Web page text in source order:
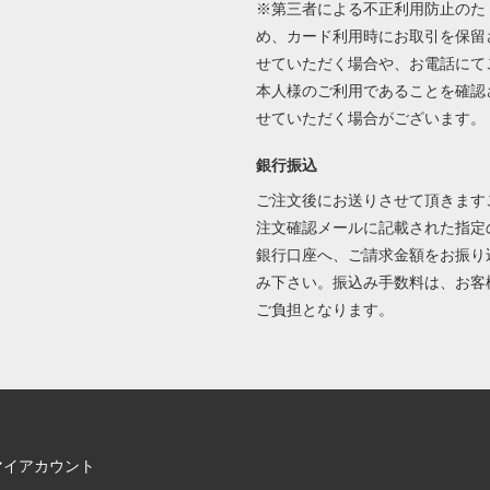
※第三者による不正利用防止のた
め、カード利用時にお取引を保留
せていただく場合や、お電話にて
本人様のご利用であることを確認
せていただく場合がございます。
銀行振込
ご注文後にお送りさせて頂きます
注文確認メールに記載された指定
銀行口座へ、ご請求金額をお振り
み下さい。振込み手数料は、お客
ご負担となります。
アカウント